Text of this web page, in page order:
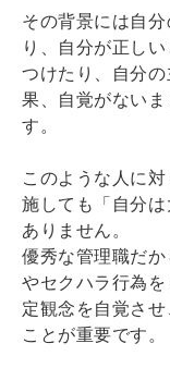
その背景には自
り、自分が正し
つけたり、自分
果、自覚がない
す。
このような人に
施しても「自分
ありません。
優秀な管理職だ
やセクハラ行為
定観念を自覚さ
ことが重要です。